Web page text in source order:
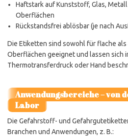
Haftstark auf Kunststoff, Glas,
Oberflächen
Rückstandsfrei ablösbar (je nach
Die Etiketten sind sowohl für flache
Oberflächen geeignet und lassen sich
Thermotransferdruck oder Hand
Anwendungsbereiche – von
Labor
Die Gefahrstoff- und
Branchen und Anwendungen, z. B.: